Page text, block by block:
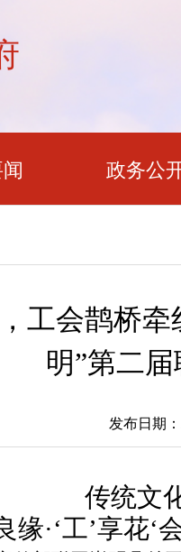
政务公
工会鹊桥牵
明”第二
发布日期
传统文
缘·‘工’享花‘